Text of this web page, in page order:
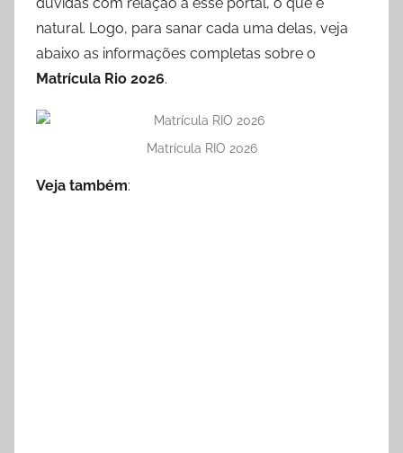
natural. Logo, para sanar cada uma delas, veja
abaixo as informações completas sobre o
Matrícula Rio 2026.
Matrícula RIO 2026
Veja também: